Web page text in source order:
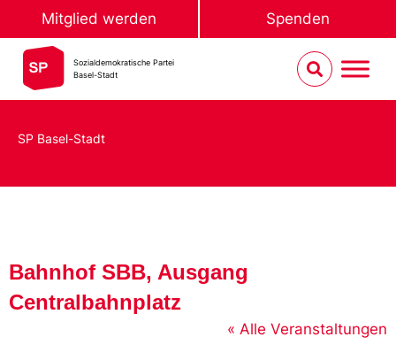
Mitglied werden Spenden
Sozialdemokratische Partei
Basel-Stadt
SP Basel-Stadt
Bahnhof SBB, Ausgang
Centralbahnplatz
« Alle Veranstaltungen